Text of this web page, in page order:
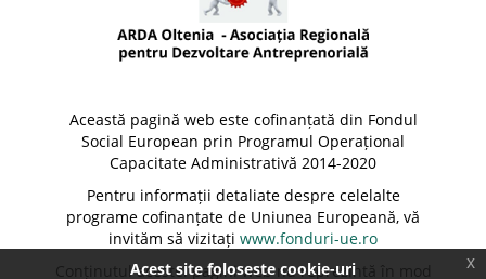
Această pagină web este cofinanțată din Fondul
Social European prin Programul Operațional
Capacitate Administrativă 2014-2020
Pentru informații detaliate despre celelalte
programe cofinanțate de Uniunea Europeană, vă
invităm să vizitați www.fonduri-ue.ro
Conținutul acestei pagini web nu reprezintă în mod
Acest site foloseste cookie-uri x